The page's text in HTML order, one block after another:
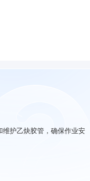
维护乙炔胶管，确保作业安